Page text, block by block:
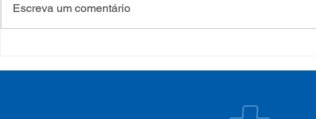
001/2022
Escreva um comentário